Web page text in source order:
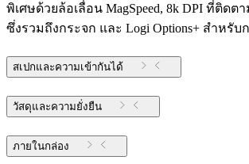
พิเศษด้วยล้อเลื่อน MagSpeed, 8k DPI ที่ติด
ซึ่งรวมถึงกระจก และ Logi Options+ สำหรับ
สเปกและความเข้ากันได้
วัสดุและความยั่งยืน
ภายในกล่อง